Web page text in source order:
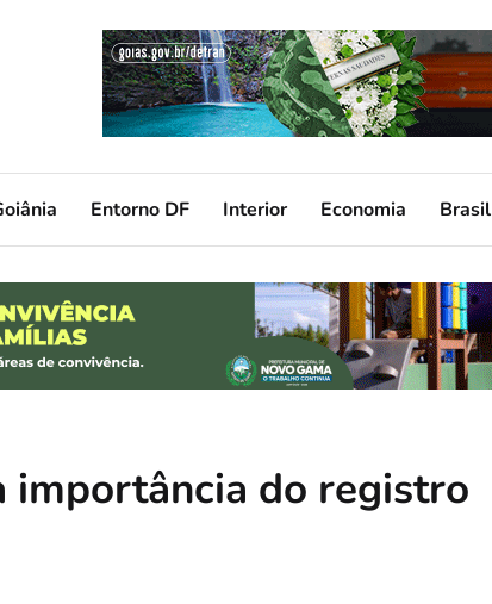
Entorno DF Interior Economia Brasil
importância do registro